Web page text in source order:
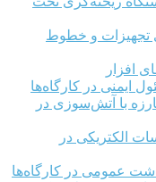
تجهیزات و خطوط
افزار
ایمنی در کارگاه‌ها
با آتش‌سوزی در
الکتریکی در
عمومی در کارگاه‌ها